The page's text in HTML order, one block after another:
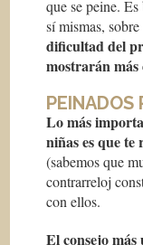
que se peine.
sí mismas,
dificultad del
mostrarán más
PEINADOS
Lo más
niñas es que
(sabemos que
contrarreloj
con ellos.
El consejo más